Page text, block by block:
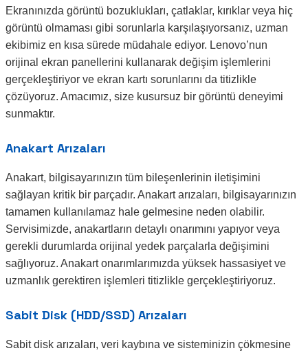
Ekranınızda görüntü bozuklukları, çatlaklar, kırıklar veya hiç
görüntü olmaması gibi sorunlarla karşılaşıyorsanız, uzman
ekibimiz en kısa sürede müdahale ediyor. Lenovo’nun
orijinal ekran panellerini kullanarak değişim işlemlerini
gerçekleştiriyor ve ekran kartı sorunlarını da titizlikle
çözüyoruz. Amacımız, size kusursuz bir görüntü deneyimi
sunmaktır.
Anakart Arızaları
Anakart, bilgisayarınızın tüm bileşenlerinin iletişimini
sağlayan kritik bir parçadır. Anakart arızaları, bilgisayarınızın
tamamen kullanılamaz hale gelmesine neden olabilir.
Servisimizde, anakartların detaylı onarımını yapıyor veya
gerekli durumlarda orijinal yedek parçalarla değişimini
sağlıyoruz. Anakart onarımlarımızda yüksek hassasiyet ve
uzmanlık gerektiren işlemleri titizlikle gerçekleştiriyoruz.
Sabit Disk (HDD/SSD) Arızaları
Sabit disk arızaları, veri kaybına ve sisteminizin çökmesine